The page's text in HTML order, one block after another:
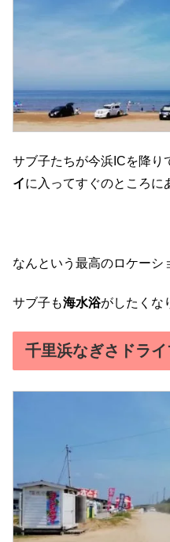
サブ子たちが今浜ICを降り
イに入ってすぐのところに
なんという最高のロケーシ
サブ子も海水浴がしたくな
千里浜なぎさドライ